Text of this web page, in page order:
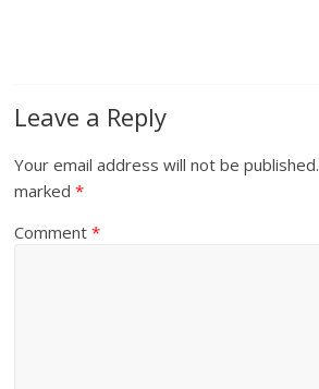
Leave a Reply
Your email address will not be published.
marked*
Comment*